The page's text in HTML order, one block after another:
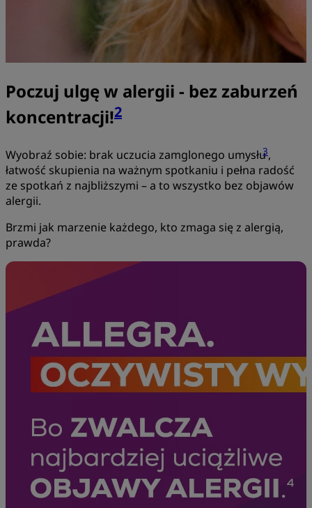
Poczuj ulgę w alergii - bez zaburzeń
koncentracji!2
Wyobraź sobie: brak uczucia zamglonego umysłu3,
łatwość skupienia na ważnym spotkaniu i pełna radość
ze spotkań z najbliższymi – a to wszystko bez objawów
alergii.
Brzmi jak marzenie każdego, kto zmaga się z alergią,
prawda?